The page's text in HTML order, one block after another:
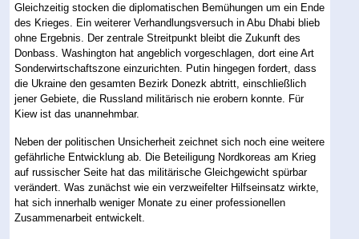
Gleichzeitig stocken die diplomatischen Bemühungen um ein Ende
des Krieges. Ein weiterer Verhandlungsversuch in Abu Dhabi blieb
ohne Ergebnis. Der zentrale Streitpunkt bleibt die Zukunft des
Donbass. Washington hat angeblich vorgeschlagen, dort eine Art
Sonderwirtschaftszone einzurichten. Putin hingegen fordert, dass
die Ukraine den gesamten Bezirk Donezk abtritt, einschließlich
jener Gebiete, die Russland militärisch nie erobern konnte. Für
Kiew ist das unannehmbar.
Neben der politischen Unsicherheit zeichnet sich noch eine weitere
gefährliche Entwicklung ab. Die Beteiligung Nordkoreas am Krieg
auf russischer Seite hat das militärische Gleichgewicht spürbar
verändert. Was zunächst wie ein verzweifelter Hilfseinsatz wirkte,
hat sich innerhalb weniger Monate zu einer professionellen
Zusammenarbeit entwickelt.